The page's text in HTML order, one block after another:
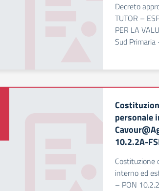
Decreto
TUTOR –
PER LA
Sud
personale
10.2.2A-
Costituzione
interno ed
– PON